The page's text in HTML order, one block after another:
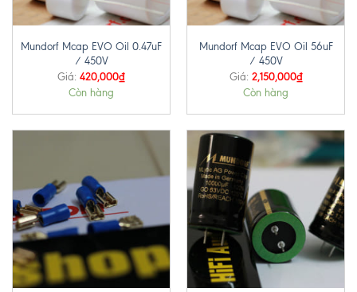
Mundorf Mcap EVO Oil 0.47uF
/ 450V
Giá: 420,000₫
Còn hàng
Mundorf Mcap EVO Oil 56uF
/ 450V
Giá: 2,150,000₫
Còn hàng